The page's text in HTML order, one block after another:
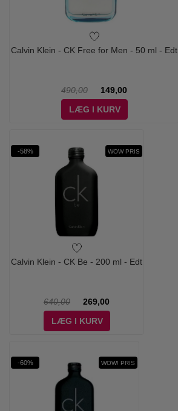
Calvin Klein - CK Free for Men - 50 ml - Edt
490,00
149,00
LÆG I KURV
-58% WOW PRIS
Calvin Klein - CK Be - 200 ml - Edt
640,00
269,00
LÆG I KURV
-60% WOW! PRIS